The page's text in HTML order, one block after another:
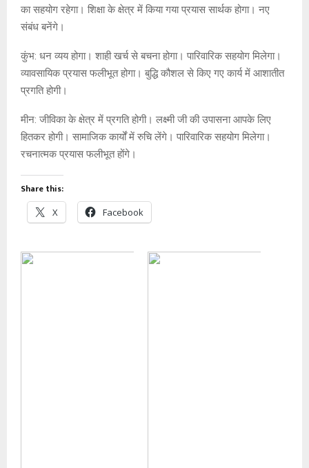
का सहयोग रहेगा। शिक्षा के क्षेत्र में किया गया प्रयास सार्थक होगा। नए
संबंध बनेंगे।
कुंभ: धन व्यय होगा। शाही खर्च से बचना होगा। पारिवारिक सहयोग मिलेगा।
व्यावसायिक प्रयास फलीभूत होगा। बुद्धि कौशल से किए गए कार्य में आशातीत
प्रगति होगी।
मीन: जीविका के क्षेत्र में प्रगति होगी। लक्ष्मी जी की उपासना आपके लिए
हितकर होगी। सामाजिक कार्यों में रुचि लेंगे। पारिवारिक सहयोग मिलेगा।
रचनात्मक प्रयास फलीभूत होंगे।
Share this:
X Facebook